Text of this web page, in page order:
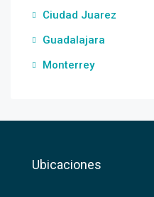
Ciudad Juarez
Guadalajara
Monterrey
Ubicaciones